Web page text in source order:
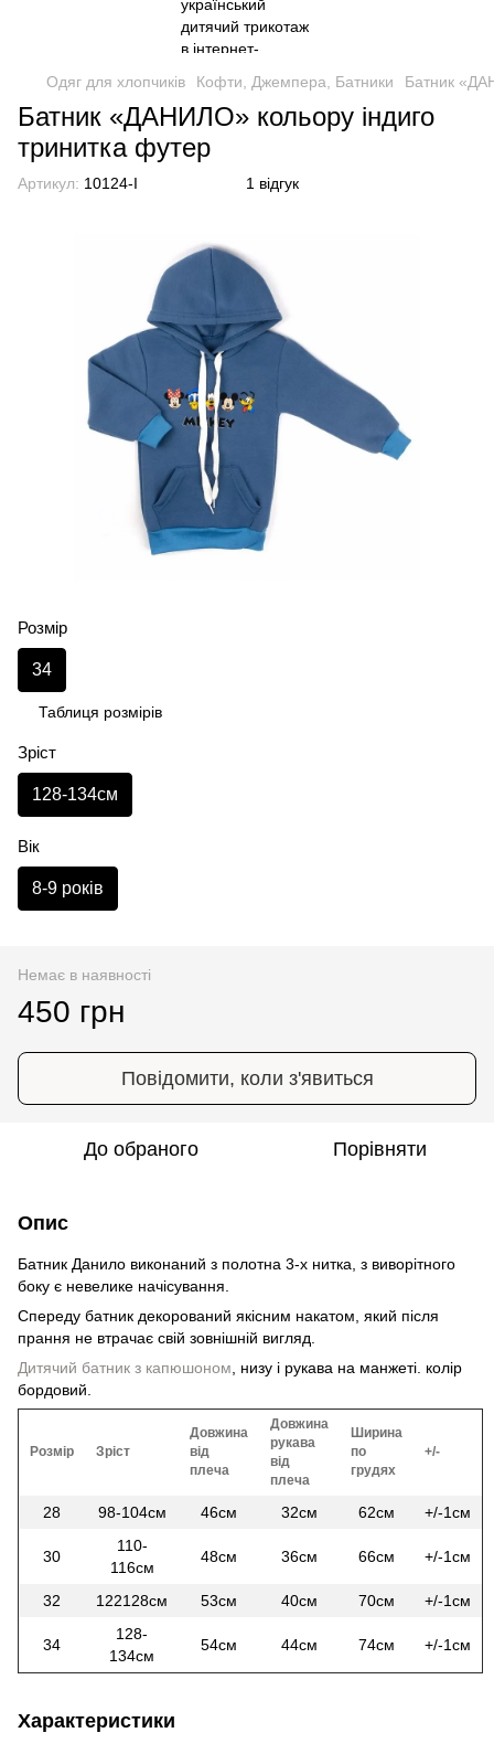
Одяг для хлопчиків Кофти, Джемпера, Батники Батник
Батник «ДАНИЛО» кольору індиго
тринитка футер
Артикул: 10124-I 1 відгук
Розмір
34
Таблиця розмірів
Зріст
128-134см
Вік
8-9 років
Немає в наявності
450 грн
Повідомити, коли з'явиться
До обраного Порівняти
Опис
Батник Данило виконаний з полотна 3-х нитка, з виворітного
боку є невелике начісування.
Спереду батник декорований якісним накатом, який після
прання не втрачає свій зовнішній вигляд.
Дитячий батник з капюшоном , низу і рукава на манжеті. колір
бордовий.
Розмір Зріст
Довжина
від
плеча
Довжина
рукава
від
плеча
Ширина
по
грудях
+/-
28 98-104см 46см 32см 62см +/-1см
30
110-
116см
48см 36см 66см +/-1см
32 122128см 53см 40см 70см +/-1см
34
128-
134см
54см 44см 74см +/-1см
Характеристики